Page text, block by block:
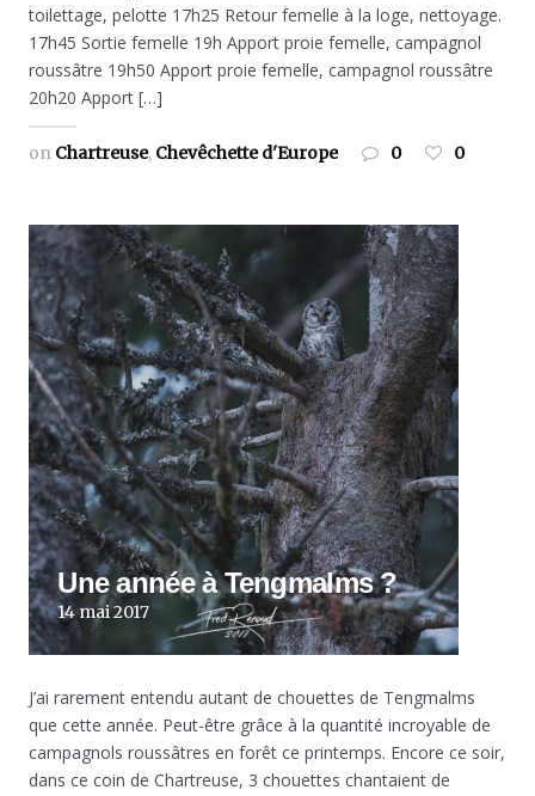
toilettage, pelotte 17h25 Retour femelle à la loge, nettoyage.
17h45 Sortie femelle 19h Apport proie femelle, campagnol
roussâtre 19h50 Apport proie femelle, campagnol roussâtre
20h20 Apport […]
on Chartreuse, Chevêchette d'Europe 0 0
Une année à Tengmalms ?
14 mai 2017
J’ai rarement entendu autant de chouettes de Tengmalms
que cette année. Peut-être grâce à la quantité incroyable de
campagnols roussâtres en forêt ce printemps. Encore ce soir,
dans ce coin de Chartreuse, 3 chouettes chantaient de